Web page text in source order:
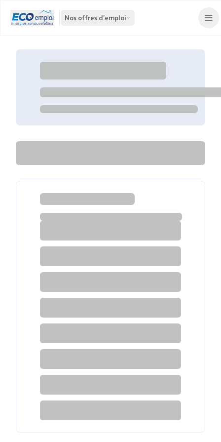
Nos offres d'emploi